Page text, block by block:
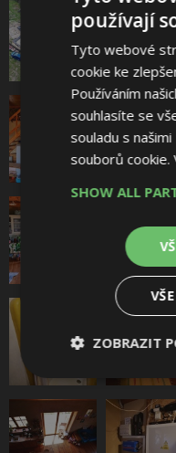
používají
Tyto webové
cookie ke
Používáním
souhlasíte se
souladu s
souborů cookie.
SHOW ALL
ZOBRAZIT
Nezbytně
nutné
soubory